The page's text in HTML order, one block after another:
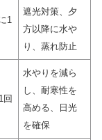
1
遮光対策、夕
方以降に水や
り、蒸れ防止
回
水やりを減ら
し、耐寒性を
高める、日光
を確保